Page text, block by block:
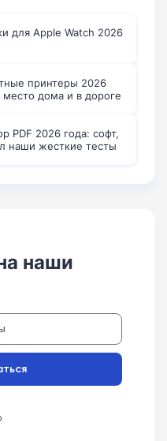
для Apple Watch 2026
принтеры 2026
дома и в дороге
PDF 2026 года: софт,
наши жесткие тесты
наши